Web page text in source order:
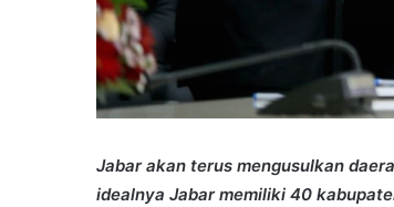
Jabar akan terus mengusulkan
idealnya Jabar memiliki 40